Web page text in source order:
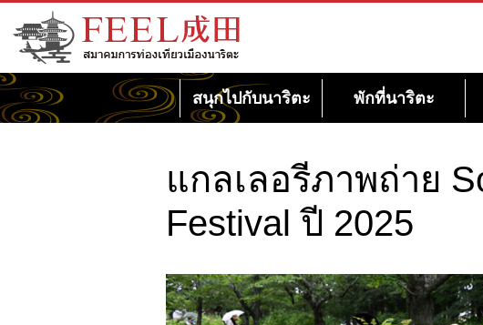
เว็บไซต์สมาคมการท่องเที่ยวเมืองนาริตะ
FEEL นาริตะ
สนุกไปกับนาริตะ พักที่นาริตะ
แกลเลอรีภาพถ่าย
Festival ปี 2025